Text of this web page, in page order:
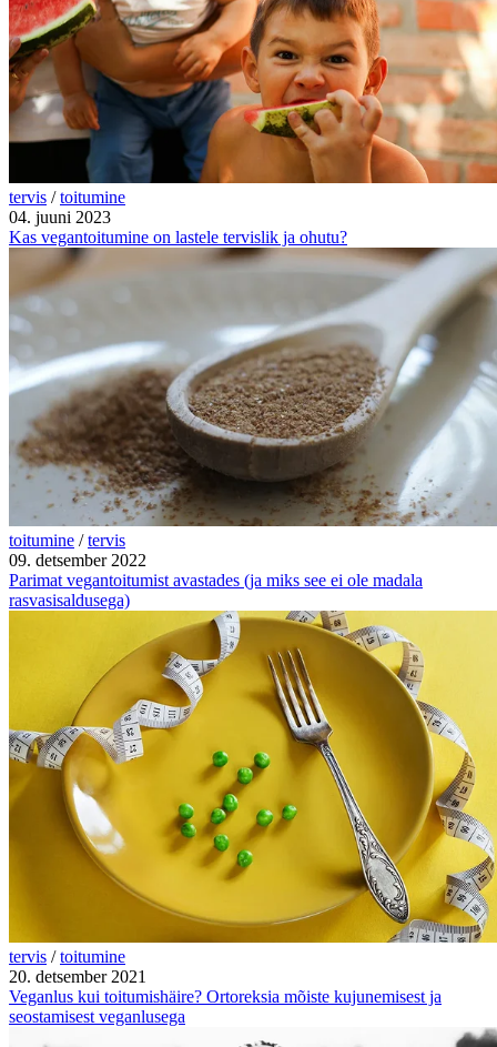
tervis / toitumine
04. juuni 2023
Kas vegantoitumine on lastele tervislik ja ohutu?
toitumine / tervis
09. detsember 2022
Parimat vegantoitumist avastades (ja miks see ei ole madala
rasvasisaldusega)
tervis / toitumine
20. detsember 2021
Veganlus kui toitumishäire? Ortoreksia mõiste kujunemisest ja
seostamisest veganlusega